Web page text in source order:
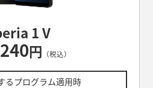
1 V
円 （税込）
るプログラム適用時